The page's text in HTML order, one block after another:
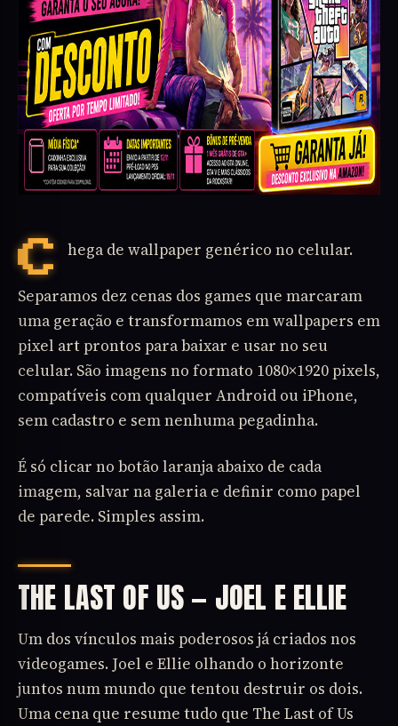
Chega de wallpaper genérico no celular.
Separamos dez cenas dos games que marcaram
uma geração e transformamos em wallpapers em
pixel art prontos para baixar e usar no seu
celular. São imagens no formato 1080×1920 pixels,
compatíveis com qualquer Android ou iPhone,
sem cadastro e sem nenhuma pegadinha.
É só clicar no botão laranja abaixo de cada
imagem, salvar na galeria e definir como papel
de parede. Simples assim.
THE LAST OF US — JOEL E ELLIE
Um dos vínculos mais poderosos já criados nos
videogames. Joel e Ellie olhando o horizonte
juntos num mundo que tentou destruir os dois.
Uma cena que resume tudo que The Last of Us